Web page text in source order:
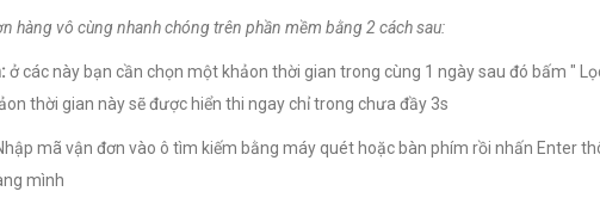
hàng vô cùng nhanh chóng trên phần mềm bằng 2 cách sau:
ở các này bạn cần chọn một khảon thời gian trong cùng 1 ngày sau đó bấm "
thời gian này sẽ được hiển thi ngay chỉ trong chưa đầy 3s
mã vận đơn vào ô tìm kiếm bằng máy quét hoặc bàn phím rồi nhấn Enter
mình